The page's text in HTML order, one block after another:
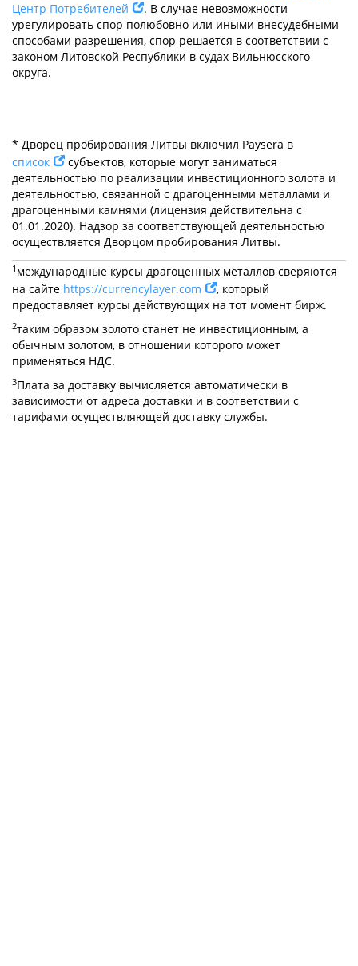
Центр Потребителей
. В случае невозможности
урегулировать спор полюбовно или иными внесудебными
способами разрешения, спор решается в соответствии с
законом Литовской Республики в судах Вильнюсского
округа.
* Дворец пробирования Литвы включил Paysera в
список
субъектов, которые могут заниматься
деятельностью по реализации инвестиционного золота и
деятельностью, связанной с драгоценными металлами и
драгоценными камнями (лицензия действительна с
01.01.2020). Надзор за соответствующей деятельностью
осуществляется Дворцом пробирования Литвы.
1 международные курсы драгоценных металлов сверяются
на сайте https://currencylayer.com
, который
предоставляет курсы действующих на тот момент бирж.
2таким образом золото станет не инвестиционным, а
обычным золотом, в отношении которого может
применяться НДС.
3Плата за доставку вычисляется автоматически в
зависимости от адреса доставки и в соответствии с
тарифами осуществляющей доставку службы.